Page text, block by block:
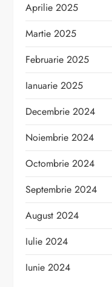
Aprilie 2025
Martie 2025
Februarie 2025
Ianuarie 2025
Decembrie 2024
Noiembrie 2024
Octombrie 2024
Septembrie 2024
August 2024
Iulie 2024
Iunie 2024